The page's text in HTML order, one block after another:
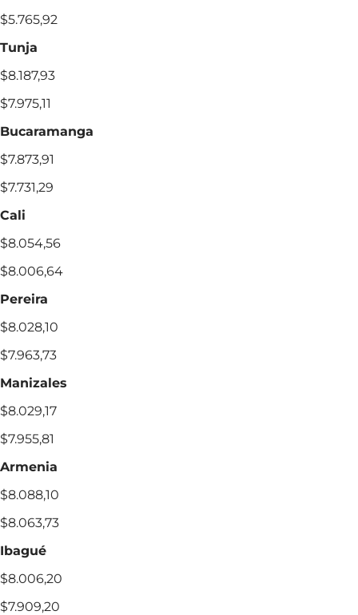
$5.765,92
Tunja
$8.187,93
$7.975,11
Bucaramanga
$7.873,91
$7.731,29
Cali
$8.054,56
$8.006,64
Pereira
$8.028,10
$7.963,73
Manizales
$8.029,17
$7.955,81
Armenia
$8.088,10
$8.063,73
Ibagué
$8.006,20
$7.909,20